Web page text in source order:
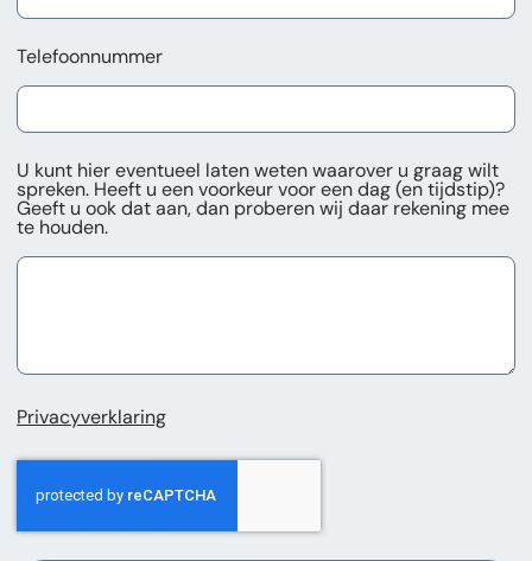
Telefoonnummer
U kunt hier eventueel laten weten waarover u graag wilt
spreken. Heeft u een voorkeur voor een dag (en tijdstip)?
Geeft u ook dat aan, dan proberen wij daar rekening mee
te houden.
Privacyverklaring